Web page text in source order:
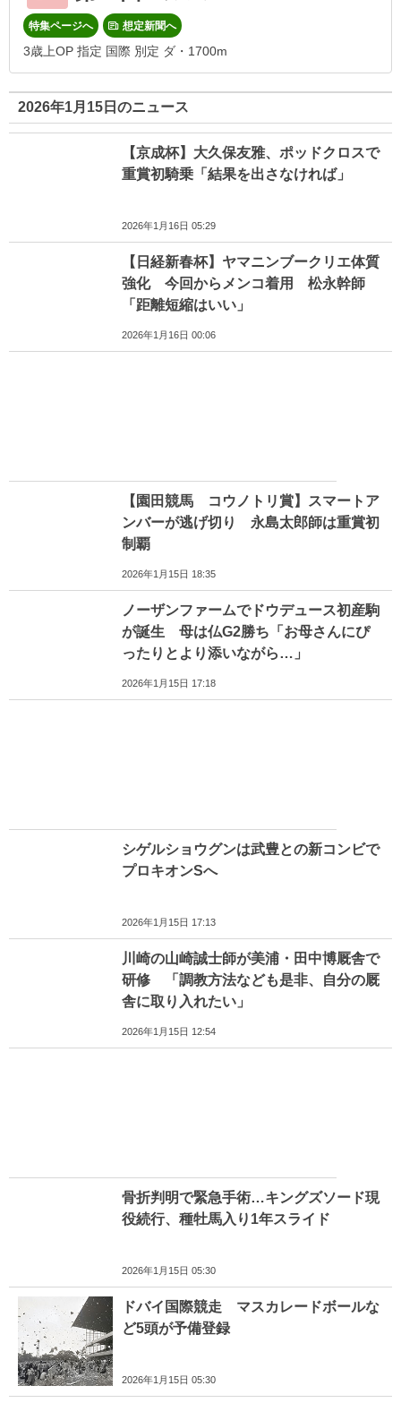
特集ページへ 想定新聞へ
3歳上OP 指定 国際 別定 ダ・1700m
2026年1月15日のニュース
【京成杯】大久保友雅、ポッドクロスで
重賞初騎乗「結果を出さなければ」
2026年1月16日 05:29
【日経新春杯】ヤマニンブークリエ体質
強化 今回からメンコ着用 松永幹師
「距離短縮はいい」
2026年1月16日 00:06
【園田競馬 コウノトリ賞】スマートア
ンバーが逃げ切り 永島太郎師は重賞初
制覇
2026年1月15日 18:35
ノーザンファームでドウデュース初産駒
が誕生 母は仏G2勝ち「お母さんにぴ
ったりとより添いながら…」
2026年1月15日 17:18
シゲルショウグンは武豊との新コンビで
プロキオンSへ
2026年1月15日 17:13
川崎の山崎誠士師が美浦・田中博厩舎で
研修 「調教方法なども是非、自分の厩
舎に取り入れたい」
2026年1月15日 12:54
骨折判明で緊急手術…キングズソード現
役続行、種牡馬入り1年スライド
2026年1月15日 05:30
ドバイ国際競走 マスカレードボールな
ど5頭が予備登録
2026年1月15日 05:30